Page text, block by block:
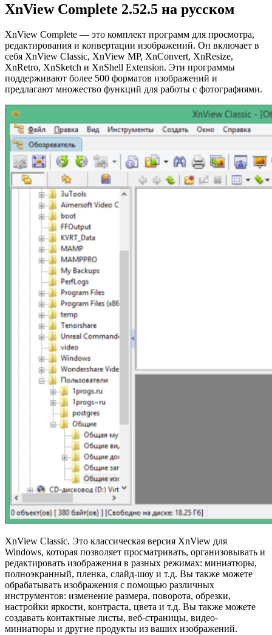
XnView Complete 2.52.5 на русском
XnView Complete — это комплект программ для просмотра,
редактирования и конвертации изображений. Он включает в
себя XnView Classic, XnView MP, XnConvert, XnResize,
XnRetro, XnSketch и XnShell Extension. Эти программы
поддерживают более 500 форматов изображений и
предлагают множество функций для работы с фотографиями.
XnView Classic. Это классическая версия XnView для
Windows, которая позволяет просматривать, организовывать и
редактировать изображения в разных режимах: миниатюры,
полноэкранный, пленка, слайд-шоу и т.д. Вы также можете
обрабатывать изображения с помощью различных
инструментов: изменение размера, поворота, обрезки,
настройки яркости, контраста, цвета и т.д. Вы также можете
создавать контактные листы, веб-страницы, видео-
миниатюры и другие продукты из ваших изображений.